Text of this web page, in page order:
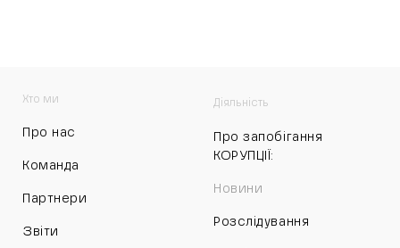
Хто ми
Про нас
Команда
Партнери
Звіти
Діяльність
Про запобігання
КОРУПЦІЇ:
Новини
Розслідування